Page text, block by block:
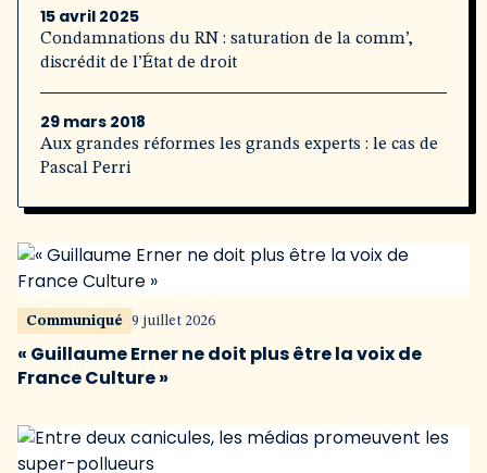
15 avril 2025
Condamnations du RN : saturation de la comm’,
discrédit de l’État de droit
29 mars 2018
Aux grandes réformes les grands experts : le cas de
Pascal Perri
Communiqué 9 juillet 2026
« Guillaume Erner ne doit plus être la voix de
France Culture »